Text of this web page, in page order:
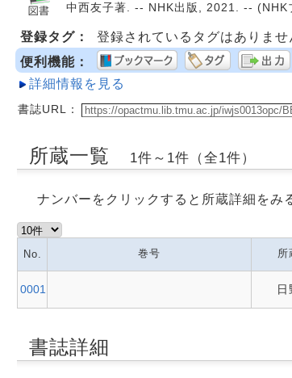
中西友子著. -- NHK出版, 2021. --
登録タグ：
登録されているタグはありませ
便利機能：
詳細情報を見る
書誌URL：
所蔵一覧 1件～1件（全1件）
ナンバーをクリックすると所蔵詳細をみ
No. 巻号 所
0001 日
書誌詳細